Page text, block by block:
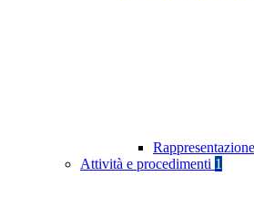
Attività e procedimenti 1